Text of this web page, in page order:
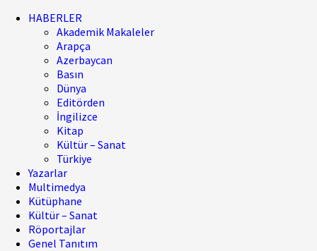
HABERLER
Akademik Makaleler
Arapça
Azerbaycan
Basın
Dünya
Editörden
İngilizce
Kitap
Kültür – Sanat
Türkiye
Yazarlar
Multimedya
Kütüphane
Kültür – Sanat
Röportajlar
Genel Tanıtım